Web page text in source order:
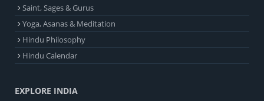
Saint, Sages & Gurus
Yoga, Asanas & Meditation
Hindu Philosophy
Hindu Calendar
EXPLORE INDIA